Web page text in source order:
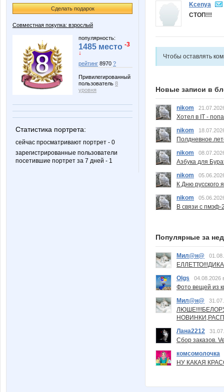
Сделать подарок
Совместная покупка: взрослый
популярность:
1485 место -3
↓
рейтинг 8970 ?
Привилегированный
пользователь 8
уровня
Статистика портрета:
сейчас просматривают портрет - 0
зарегистрированные пользователи
посетившие портрет за 7 дней - 1
Kcenya
СТОП!!!
Чтобы оставлять
Новые записи в
nikom
Хотел в IT -
nikom
Полдневное
nikom
Азбука для
nikom
К Дню русского
nikom
В связи с пмэф-
Популярные за
Мил@н@
Olgs
04.08.2026
Фото вещей из
Мил@н@
Лана2212
Сбор заказов.
комсомолочка
НУ КАКАЯ